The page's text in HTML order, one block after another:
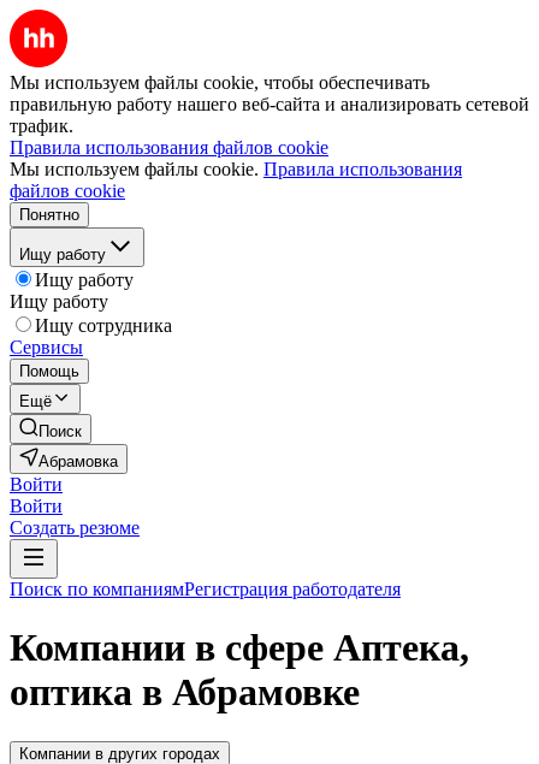
Мы используем файлы cookie, чтобы обеспечивать
правильную работу нашего веб-сайта и анализировать сетевой
трафик.
Правила использования файлов cookie
Мы используем файлы cookie. Правила использования
файлов cookie
Понятно
Ищу работу
Ищу работу
Ищу работу
Ищу сотрудника
Сервисы
Помощь
Ещё
Поиск
Абрамовка
Войти
Войти
Создать резюме
Поиск по компаниямРегистрация работодателя
Компании в сфере Аптека,
оптика в Абрамовке
Компании в других городах